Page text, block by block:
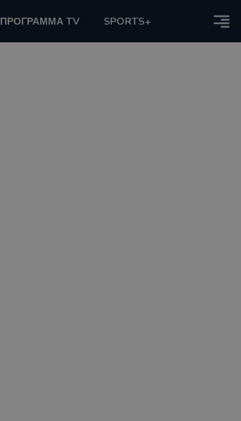
ΠΡΟΓΡΑΜΜΑ TV SPORTS+